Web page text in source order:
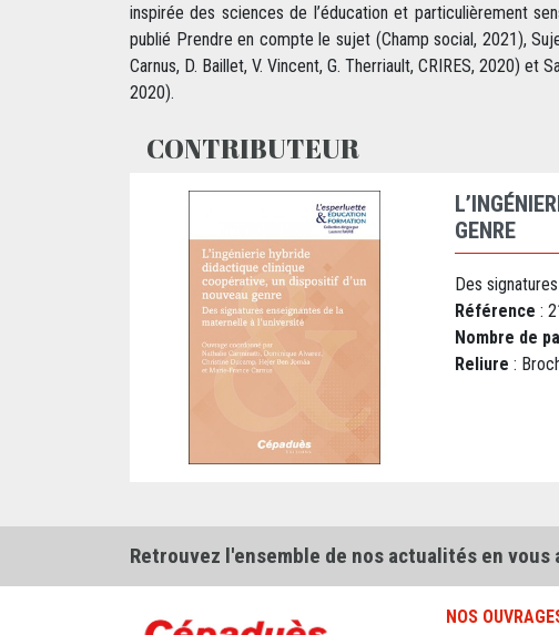
inspirée des sciences de l’éducation et particulièrement
publié Prendre en compte le sujet (Champ social, 2021),
Carnus, D. Baillet, V. Vincent, G. Therriault, CRIRES, 2020) et
2020).
CONTRIBUTEUR
GENRE
Des
Référence :
Nombre de
Reliure :
Retrouvez l'ensemble de nos actualités en
NOS